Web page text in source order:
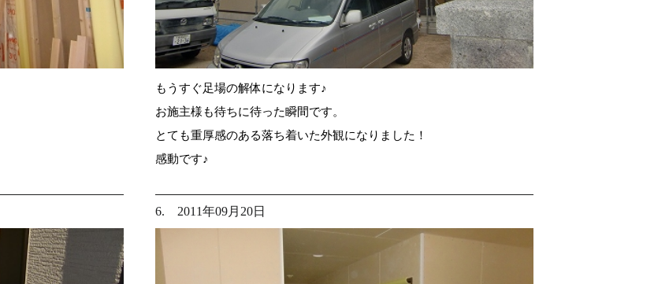
もうすぐ足場の解体になります♪
お施主様も待ちに待った瞬間です。
とても重厚感のある落ち着いた外観になりました！
感動です♪
6. 2011年09月20日